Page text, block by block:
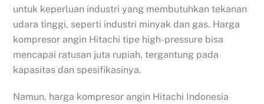
untuk keperluan industri yang membutuhkan tekanan
udara tinggi, seperti industri minyak dan gas. Harga
kompresor angin Hitachi tipe high-pressure bisa
mencapai ratusan juta rupiah, tergantung pada
kapasitas dan spesifikasinya.
Namun, harga kompresor angin Hitachi Indonesia